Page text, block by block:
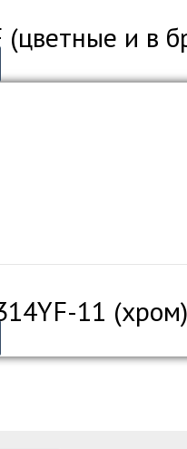
и в
11 (хром)